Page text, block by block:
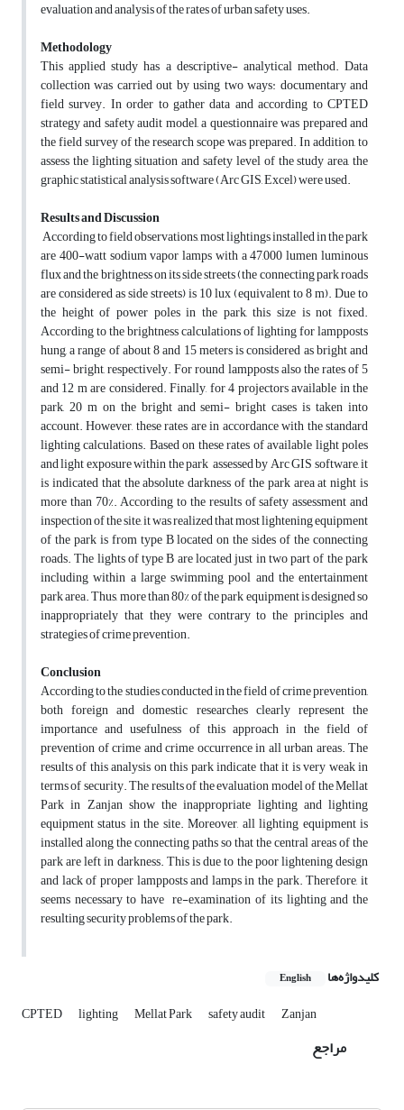
evaluation and analysis of the rates of urban safety uses.
Methodology
This applied study has a descriptive- analytical method. Data
collection was carried out by using two ways: documentary and
field survey. In order to gather data and according to CPTED
strategy and safety audit model, a questionnaire was prepared and
the field survey of the research scope was prepared. In addition, to
assess the lighting situation and safety level of the study area, the
graphic statistical analysis software (Arc GIS, Excel) were used.
Results and Discussion
According to field observations, most lightings installed in the park
are 400-watt sodium vapor lamps with a 47,000 lumen luminous
flux and the brightness on its side streets (the connecting park roads
are considered as side streets) is 10 lux (equivalent to 8 m). Due to
the height of power poles in the park, this size is not fixed.
According to the brightness calculations of lighting for lampposts
hung, a range of about 8 and 15 meters is considered as bright and
semi- bright, respectively. For round lampposts also the rates of 5
and 12 m are considered. Finally, for 4 projectors available in the
park, 20 m on the bright and semi- bright cases is taken into
account. However, these rates are in accordance with the standard
lighting calculations. Based on these rates of available light poles
and light exposure within the park assessed by Arc GIS software, it
is indicated that the absolute darkness of the park area at night is
more than 70%. According to the results of safety assessment and
inspection of the site, it was realized that most lightening equipment
of the park is from type B located on the sides of the connecting
roads. The lights of type B are located just in two part of the park
including within a large swimming pool and the entertainment
park area. Thus, more than 80% of the park equipment is designed so
inappropriately that they were contrary to the principles and
strategies of crime prevention.
Conclusion
According to the studies conducted in the field of crime prevention,
both foreign and domestic researches clearly represent the
importance and usefulness of this approach in the field of
prevention of crime and crime occurrence in all urban areas. The
results of this analysis on this park indicate that it is very weak in
terms of security. The results of the evaluation model of the Mellat
Park in Zanjan show the inappropriate lighting and lighting
equipment status in the site. Moreover, all lighting equipment is
installed along the connecting paths so that the central areas of the
park are left in darkness. This is due to the poor lightening design
and lack of proper lampposts and lamps in the park. Therefore, it
seems necessary to have re-examination of its lighting and the
resulting security problems of the park.
کلیدواژه‌ها English
CPTED lighting Mellat Park safety audit Zanjan
مراجع